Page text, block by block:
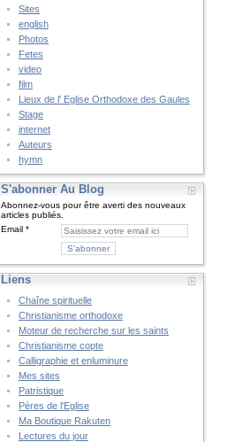
Sites
english
Photos
Fetes
video
film
Lieux de l' Eglise Orthodoxe des Gaules
Stage
internet
Auteurs
hymn
S'abonner Au Blog
Abonnez-vous pour être averti des nouveaux
articles publiés.
Email
Liens
Chaîne spirituelle
Christianisme orthodoxe
Moteur de recherche sur les saints
Christianisme copte
Calligraphie et enluminure
Mes sites
Patristique
Pères de l'Eglise
Ma Boutique Rakuten
Lectures du jour